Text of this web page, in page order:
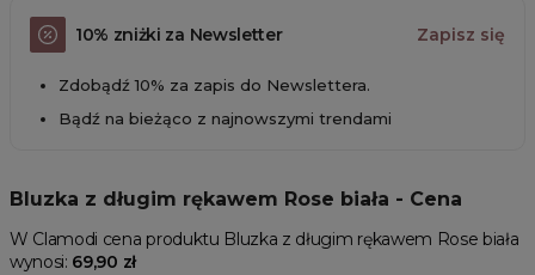
10% zniżki za Newsletter Zapisz się
Zdobądź 10% za zapis do Newslettera.
Bądź na bieżąco z najnowszymi trendami
Bluzka z długim rękawem Rose biała - Cena
W Clamodi cena produktu Bluzka z długim rękawem Rose biała
wynosi: 69,90 zł